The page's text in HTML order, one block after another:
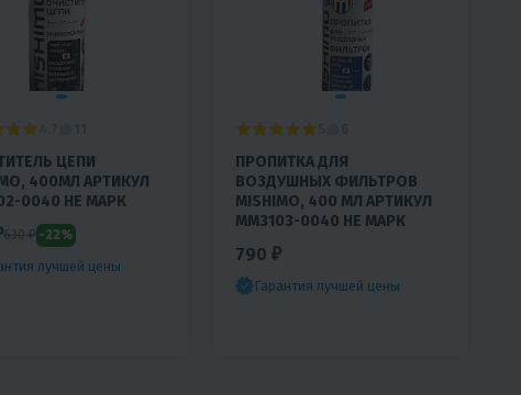
ЦЕПИ
400МЛ АРТИКУЛ
0040 НЕ МАРК
630 ₽ -22%
лучшей цены
ПРОПИТКА ДЛЯ
ВОЗДУШНЫХ ФИЛЬТРОВ
MISHIMO, 400 МЛ АРТИКУЛ
MM3103-0040 НЕ МАРК
790 ₽
Гарантия лучшей цены